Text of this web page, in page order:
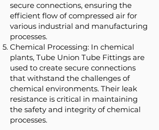
secure connections, ensuring the
efficient flow of compressed air for
various industrial and manufacturing
processes.
Chemical Processing: In chemical
plants, Tube Union Tube Fittings are
used to create secure connections
that withstand the challenges of
chemical environments. Their leak
resistance is critical in maintaining
the safety and integrity of chemical
processes.